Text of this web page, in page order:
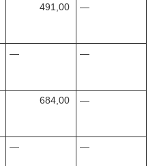
491,00 —
— —
684,00 —
— —